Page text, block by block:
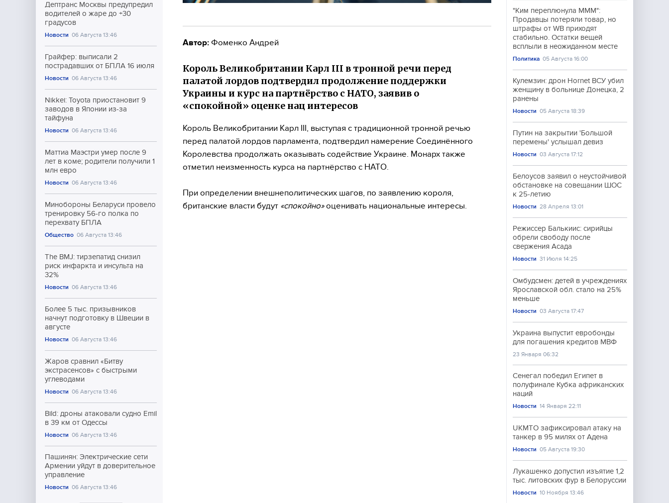
Дептранс Москвы предупредил
водителей о жаре до +30
градусов
Новости 06 Августа 13:46
Грайфер: выписали 2
пострадавших от БПЛА 16 июля
Новости 06 Августа 13:46
Nikkei: Toyota приостановит 9
заводов в Японии из-за
тайфуна
Новости 06 Августа 13:46
Маттиа Маэстри умер после 9
лет в коме; родители получили 1
млн евро
Новости 06 Августа 13:46
Минобороны Беларуси провело
тренировку 56-го полка по
перехвату БПЛА
Общество 06 Августа 13:46
The BMJ: тирзепатид снизил
риск инфаркта и инсульта на
32%
Новости 06 Августа 13:46
Более 5 тыс. призывников
начнут подготовку в Швеции в
августе
Новости 06 Августа 13:46
Жаров сравнил «Битву
экстрасенсов» с быстрыми
углеводами
Новости 06 Августа 13:46
Bild: дроны атаковали судно Emil
в 39 км от Одессы
Новости 06 Августа 13:46
Пашинян: Электрические сети
Армении уйдут в доверительное
управление
Новости 06 Августа 13:46
Автор: Фоменко Андрей
Король Великобритании Карл III в тронной речи перед
палатой лордов подтвердил продолжение поддержки
Украины и курс на партнёрство с НАТО, заявив о
«спокойной» оценке нац интересов
Король Великобритании Карл III, выступая с традиционной тронной речью
перед палатой лордов парламента, подтвердил намерение Соединённого
Королевства продолжать оказывать содействие Украине. Монарх также
отметил неизменность курса на партнёрство с НАТО.
При определении внешнеполитических шагов, по заявлению короля,
британские власти будут «спокойно»оценивать национальные интересы.
"Ким переплюнула МММ":
Продавцы потеряли товар, но
штрафы от WB приходят
стабильно. Остатки вещей
всплыли в неожиданном месте
Политика 05 Августа 16:00
Кулемзин: дрон Hornet ВСУ убил
женщину в больнице Донецка, 2
ранены
Новости 05 Августа 18:39
Путин на закрытии 'Большой
перемены' услышал девиз
Новости 03 Августа 17:12
Белоусов заявил о неустойчивой
обстановке на совещании ШОС
к 25-летию
Новости 28 Апреля 13:01
Режиссер Балькиис: сирийцы
обрели свободу после
свержения Асада
Новости 31 Июля 14:25
Омбудсмен: детей в учреждениях
Ярославской обл. стало на 25%
меньше
Новости 03 Августа 17:47
Украина выпустит евробонды
для погашения кредитов МВФ
23 Января 06:32
Сенегал победил Египет в
полуфинале Кубка африканских
наций
Новости 14 Января 22:11
UKMTO зафиксировал атаку на
танкер в 95 милях от Адена
Новости 05 Августа 19:30
Лукашенко допустил изъятие 1,2
тыс. литовских фур в Белоруссии
Новости 10 Ноября 13:46